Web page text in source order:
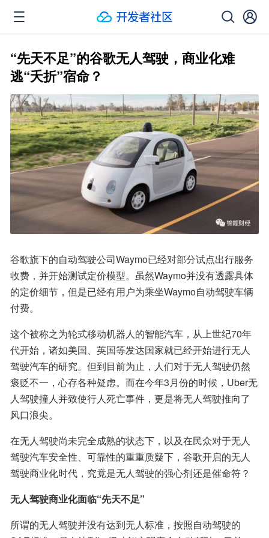
“先天不足”的谷歌无人驾驶，商业化难
逃“夭折”宿命？
谷歌旗下的自动驾驶公司Waymo已经对部分试点出行服务
收费，并开始测试定价模型。虽然Waymo并没有透露具体
的定价细节，但是已经有用户为乘坐Waymo自动驾驶车辆
付费。
这个被称之为轮式移动机器人的智能汽车，从上世纪70年
代开始，诸如美国、英国等发达国家就已经开始进行无人
驾驶汽车的研究。但到目前为止，人们对于无人驾驶仍然
褒贬不一，心存各种疑虑。而在今年3月份的时候，Uber无
人驾驶撞人并致使行人死亡事件，更是将无人驾驶推向了
风口浪尖。
在无人驾驶尚未完全成熟的状态下，以及在民众对于无人
驾驶汽车安全性、可靠性的重重质疑下，谷歌开启的无人
驾驶商业化时代，究竟是无人驾驶的强心剂还是催命符？
无人驾驶商业化面临“先天不足”
所谓的无人驾驶并没有达到无人标准，按照自动驾驶的